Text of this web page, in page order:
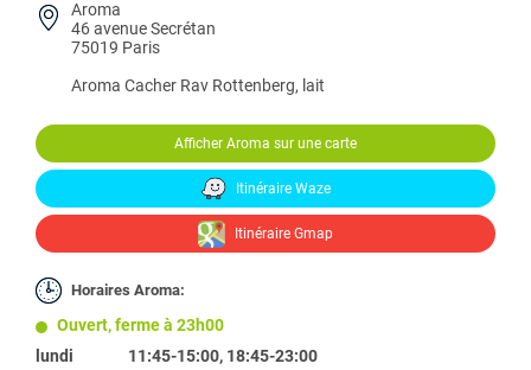
Aroma
46 avenue Secrétan
75019 Paris
Aroma Cacher Rav Rottenberg, lait
Afficher Aroma sur une carte
Itinéraire Waze
Itinéraire Gmap
Horaires Aroma:
Ouvert, ferme à 23h00
lundi
11:45-15:00, 18:45-23:00